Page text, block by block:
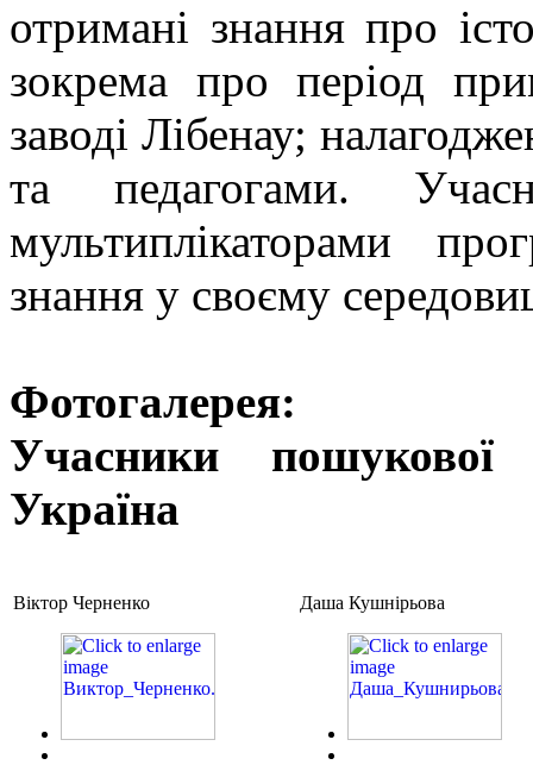
отримані знання про
зокрема про період
заводі Лібенау;
та педагогами.
мультиплікаторами
знання у своєму
Фотогалерея:
Учасники
Україна
Віктор Черненко Даша Кушнірьова